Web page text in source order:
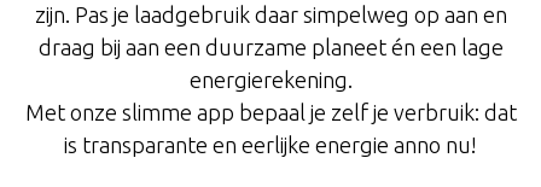
zijn. Pas je laadgebruik daar simpelweg op aan en
draag bij aan een duurzame planeet én een lage
energierekening.
Met onze slimme app bepaal je zelf je verbruik: dat
is transparante en eerlijke energie anno nu!